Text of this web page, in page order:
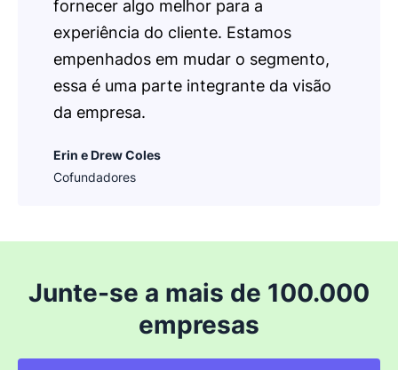
fornecer algo melhor para a
experiência do cliente. Estamos
empenhados em mudar o segmento,
essa é uma parte integrante da visão
da empresa.
Erin e Drew Coles
Cofundadores
Junte-se a mais de 100.000
empresas